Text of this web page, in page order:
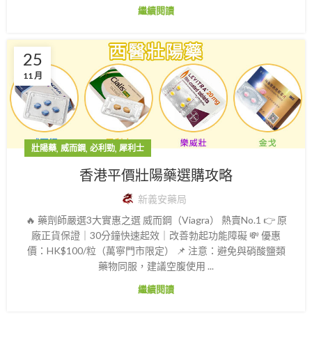
繼續閱讀
25
11 月
壯陽藥, 威而鋼, 必利勁, 犀利士
香港平價壯陽藥選購攻略
新義安藥局
🔥 藥劑師嚴選3大實惠之選 威而鋼（Viagra） 熱賣No.1 👉 原
廠正貨保證｜30分鐘快速起效｜改善勃起功能障礙 💸 優惠
價：HK$100/粒（萬寧門市限定） 📌 注意：避免與硝酸鹽類
藥物同服，建議空腹使用 ...
繼續閱讀